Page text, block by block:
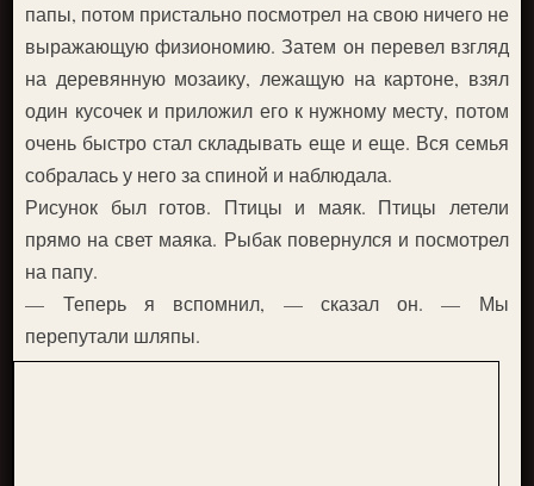
папы, потом пристально посмотрел на свою ничего не
выражающую физиономию. Затем он перевел взгляд
на деревянную мозаику, лежащую на картоне, взял
один кусочек и приложил его к нужному месту, потом
очень быстро стал складывать еще и еще. Вся семья
собралась у него за спиной и наблюдала.
Рисунок был готов. Птицы и маяк. Птицы летели
прямо на свет маяка. Рыбак повернулся и посмотрел
на папу.
— Теперь я вспомнил, — сказал он. — Мы
перепутали шляпы.